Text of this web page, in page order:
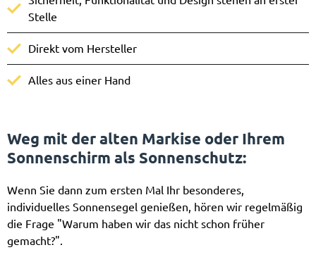
Stelle
Direkt vom Hersteller
Alles aus einer Hand
Weg mit der alten Markise oder Ihrem
Sonnenschirm als Sonnenschutz:
Wenn Sie dann zum ersten Mal Ihr besonderes,
individuelles Sonnensegel genießen, hören wir regelmäßig
die Frage "Warum haben wir das nicht schon früher
gemacht?".